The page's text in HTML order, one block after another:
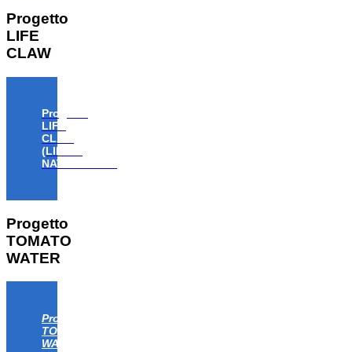
Progetto
LIFE
CLAW
Progetto
LIFE
CLAW
(LIFE18
NAT/IT/000806)
Progetto
TOMATO
WATER
Progetto
TOMATO
WATER